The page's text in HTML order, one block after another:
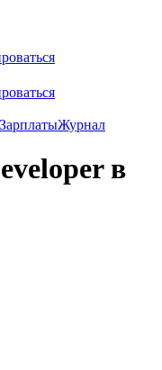
ЗарплатыЖурнал
в